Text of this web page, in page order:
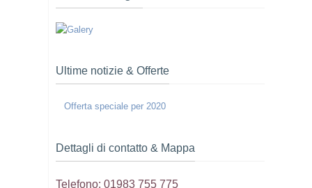
Ultime notizie & Offerte
Offerta speciale per 2020
Dettagli di contatto & Mappa
Telefono: 01983 755 775